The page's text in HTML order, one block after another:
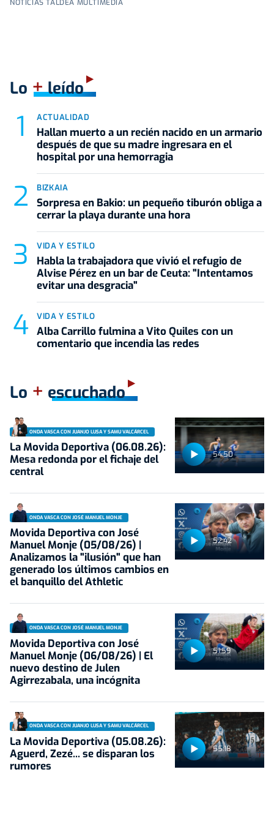
NOTICIAS TALDEA MULTIMEDIA
Lo +leído
ACTUALIDAD
Hallan muerto a un recién nacido en un armario
después de que su madre ingresara en el
hospital por una hemorragia
BIZKAIA
Sorpresa en Bakio: un pequeño tiburón obliga a
cerrar la playa durante una hora
VIDA Y ESTILO
Habla la trabajadora que vivió el refugio de
Alvise Pérez en un bar de Ceuta: "Intentamos
evitar una desgracia"
VIDA Y ESTILO
Alba Carrillo fulmina a Vito Quiles con un
comentario que incendia las redes
Lo + escuchado
54:50
ONDA VASCA CON JUANJO LUSA Y SAMU VALCÁRCEL
La Movida Deportiva (06.08.26):
Mesa redonda por el fichaje del
central
52:42
ONDA VASCA CON JOSÉ MANUEL MONJE
Movida Deportiva con José
Manuel Monje (05/08/26) |
Analizamos la "ilusión" que han
generado los últimos cambios en
el banquillo del Athletic
51:59
ONDA VASCA CON JOSÉ MANUEL MONJE
Movida Deportiva con José
Manuel Monje (06/08/26) | El
nuevo destino de Julen
Agirrezabala, una incógnita
55:18
ONDA VASCA CON JUANJO LUSA Y SAMU VALCÁRCEL
La Movida Deportiva (05.08.26):
Aguerd, Zezé... se disparan los
rumores